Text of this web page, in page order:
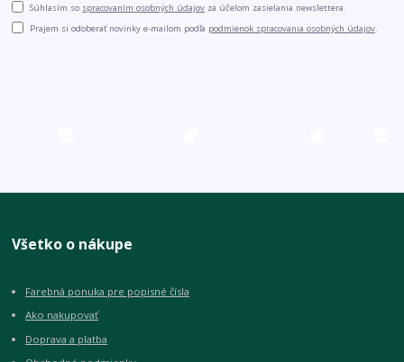
Súhlasím so spracovaním osobných údajov za účelom zasielania newslettera.
Prajem si odoberať novinky e-mailom podľa podmienok spracovania osobných údajov.
Všetko o nákupe
Farebná ponuka pre popisné čísla
Ako nakupovať
Doprava a platba